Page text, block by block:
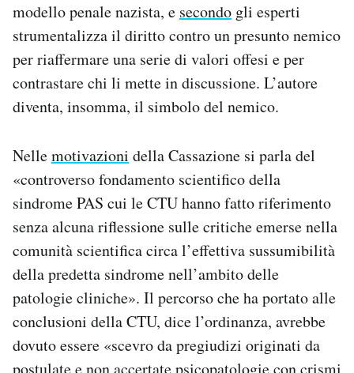
modello penale nazista, e secondo gli esperti
strumentalizza il diritto contro un presunto nemico
per riaffermare una serie di valori offesi e per
contrastare chi li mette in discussione. L’autore
diventa, insomma, il simbolo del nemico.
Nellemotivazioni della Cassazione si parla del
«controverso fondamento scientifico della
sindrome PAS cui le CTU hanno fatto riferimento
senza alcuna riflessione sulle critiche emerse nella
comunità scientifica circa l’effettiva sussumibilità
della predetta sindrome nell’ambito delle
patologie cliniche». Il percorso che ha portato alle
conclusioni della CTU, dice l’ordinanza, avrebbe
dovuto essere «scevro da pregiudizi originati da